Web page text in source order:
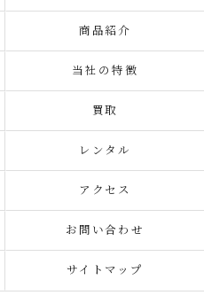
商品紹介
当社の特徴
買取
レンタル
アクセス
お問い合わせ
サイトマップ